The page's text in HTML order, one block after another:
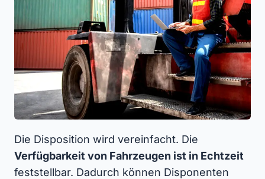
Die Disposition wird vereinfacht. Die
Verfügbarkeit von Fahrzeugen ist in Echtzeit
feststellbar. Dadurch können Disponenten